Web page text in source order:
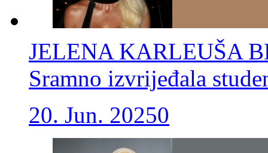
JELENA KARLEUŠA
Sramno izvrijeđala
20. Jun. 20250